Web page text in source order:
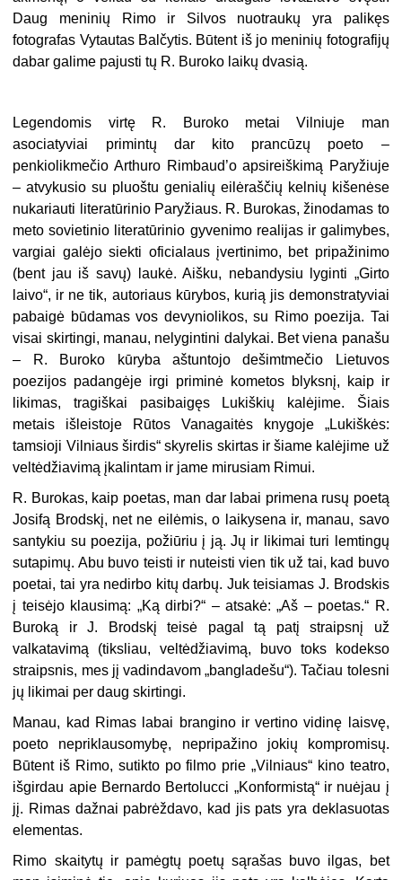
Daug meninių Rimo ir Silvos nuotraukų yra palikęs
fotografas Vytautas Balčytis. Būtent iš jo meninių fotografijų
dabar galime pajusti tų R. Buroko laikų dvasią.
Legendomis virtę R. Buroko metai Vilniuje man
asociatyviai primintų dar kito prancūzų poeto –
penkiolikmečio Arthuro Rimbaud’o apsireiškimą Paryžiuje
– atvykusio su pluoštu genialių eilėraščių kelnių kišenėse
nukariauti literatūrinio Paryžiaus. R. Burokas, žinodamas to
meto sovietinio literatūrinio gyvenimo realijas ir galimybes,
vargiai galėjo siekti oficialaus įvertinimo, bet pripažinimo
(bent jau iš savų) laukė. Aišku, nebandysiu lyginti „Girto
laivo“, ir ne tik, autoriaus kūrybos, kurią jis demonstratyviai
pabaigė būdamas vos devyniolikos, su Rimo poezija. Tai
visai skirtingi, manau, nelygintini dalykai. Bet viena panašu
– R. Buroko kūryba aštuntojo dešimtmečio Lietuvos
poezijos padangėje irgi priminė kometos blyksnį, kaip ir
likimas, tragiškai pasibaigęs Lukiškių kalėjime. Šiais
metais išleistoje Rūtos Vanagaitės knygoje „Lukiškės:
tamsioji Vilniaus širdis“ skyrelis skirtas ir šiame kalėjime už
veltėdžiavimą įkalintam ir jame mirusiam Rimui.
R. Burokas, kaip poetas, man dar labai primena rusų poetą
Josifą Brodskį, net ne eilėmis, o laikysena ir, manau, savo
santykiu su poezija, požiūriu į ją. Jų ir likimai turi lemtingų
sutapimų. Abu buvo teisti ir nuteisti vien tik už tai, kad buvo
poetai, tai yra nedirbo kitų darbų. Juk teisiamas J. Brodskis
į teisėjo klausimą: „Ką dirbi?“ – atsakė: „Aš – poetas.“ R.
Buroką ir J. Brodskį teisė pagal tą patį straipsnį už
valkatavimą (tiksliau, veltėdžiavimą, buvo toks kodekso
straipsnis, mes jį vadindavom „bangladešu“). Tačiau tolesni
jų likimai per daug skirtingi.
Manau, kad Rimas labai brangino ir vertino vidinę laisvę,
poeto nepriklausomybę, nepripažino jokių kompromisų.
Būtent iš Rimo, sutikto po filmo prie „Vilniaus“ kino teatro,
išgirdau apie Bernardo Bertolucci „Konformistą“ ir nuėjau į
jį. Rimas dažnai pabrėždavo, kad jis pats yra deklasuotas
elementas.
Rimo skaitytų ir pamėgtų poetų sąrašas buvo ilgas, bet